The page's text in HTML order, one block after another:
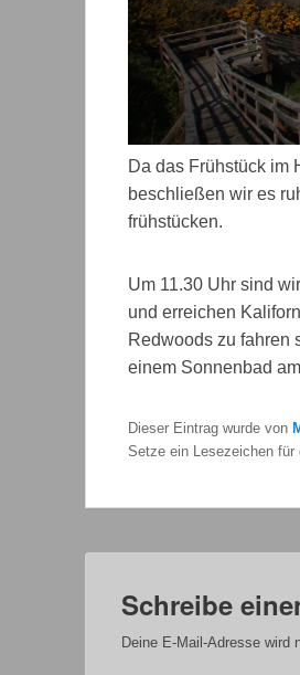
Da das Frühstück im
beschließen wir es
frühstücken.
Um 11.30 Uhr sind
und erreichen
Redwoods zu fahren
einem Sonnenbad
Dieser Eintrag wurde von
Setze ein Lesezeichen für
Schreibe
Deine E-Mail-Adresse wird